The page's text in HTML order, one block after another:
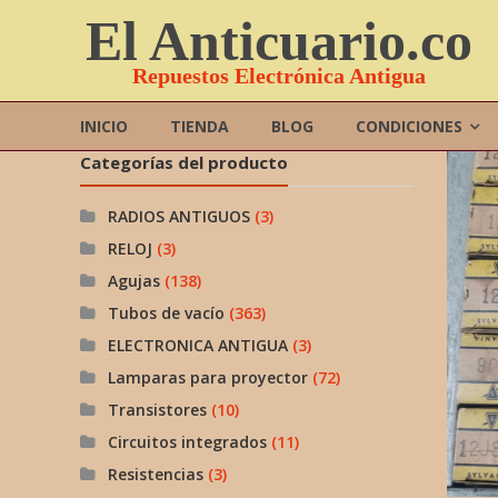
El Anticuario.co
Repuestos Electrónica Antigua
INICIO TIENDA BLOG CONDICIONES
Categorías del producto
RADIOS ANTIGUOS (3)
RELOJ (3)
Agujas (138)
Tubos de vacío (363)
ELECTRONICA ANTIGUA (3)
Lamparas para proyector (72)
Transistores (10)
Circuitos integrados (11)
Resistencias (3)